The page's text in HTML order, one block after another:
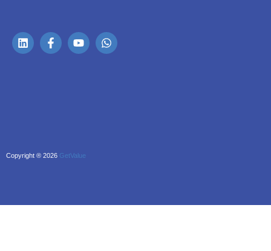
Copyright ® 2026 GetValue